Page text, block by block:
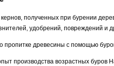
полученных при бурении
удобрений, повреждений и
пропитке древесины с помощью
производства возрастных буров